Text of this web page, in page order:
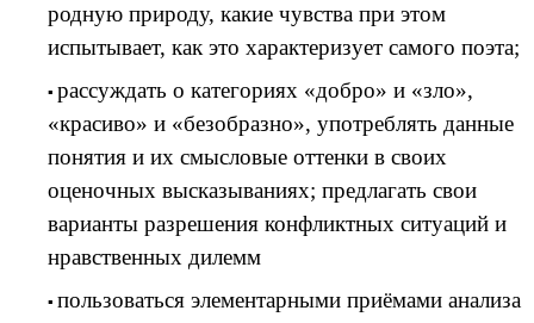
родную природу, какие чувства при этом
испытывает, как это характеризует самого поэта;
рассуждать о категориях «добро» и «зло»,
«красиво» и «безобразно», употреблять данные
понятия и их смысловые оттенки в своих
оценочных высказываниях; предлагать свои
варианты разрешения конфликтных ситуаций и
нравственных дилемм
пользоваться элементарными приёмами анализа